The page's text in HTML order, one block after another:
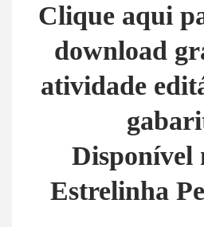
Clique aqui
download
atividade
Disponível
Estrelinha